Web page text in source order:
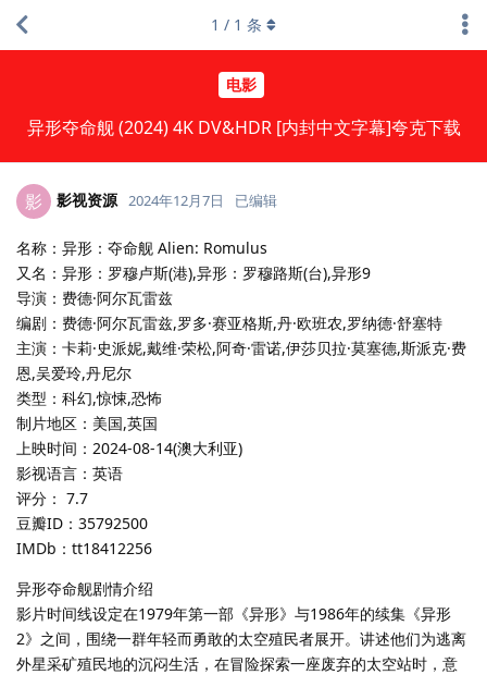
电影
异形夺命舰 (2024) 4K DV&HDR [内封中文字幕]夸克下载
1 / 1 条
影 影视资源 2024年12月7日 已编辑
名称：异形：夺命舰 Alien: Romulus
又名：异形：罗穆卢斯(港),异形：罗穆路斯(台),异形9
导演：费德·阿尔瓦雷兹
编剧：费德·阿尔瓦雷兹,罗多·赛亚格斯,丹·欧班农,罗纳德·舒塞特
主演：卡莉·史派妮,戴维·荣松,阿奇·雷诺,伊莎贝拉·莫塞德,斯派克·费
恩,吴爱玲,丹尼尔
类型：科幻,惊悚,恐怖
制片地区：美国,英国
上映时间：2024-08-14(澳大利亚)
影视语言：英语
评分： 7.7
豆瓣ID：35792500
IMDb：tt18412256
异形夺命舰剧情介绍
影片时间线设定在1979年第一部《异形》与1986年的续集《异形
2》之间，围绕一群年轻而勇敢的太空殖民者展开。讲述他们为逃离
外星采矿殖民地的沉闷生活，在冒险探索一座废弃的太空站时，意